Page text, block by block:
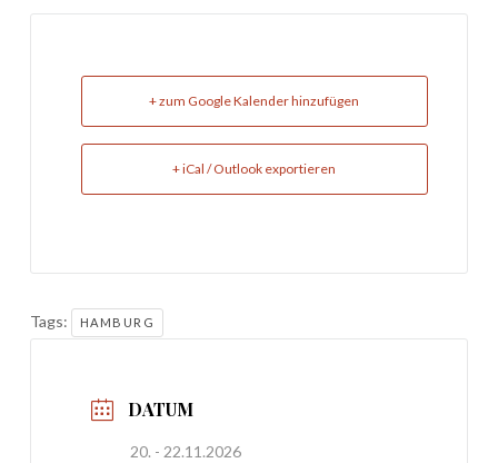
+ zum Google Kalender hinzufügen
+ iCal / Outlook exportieren
Tags: HAMBURG
DATUM
20. - 22.11.2026